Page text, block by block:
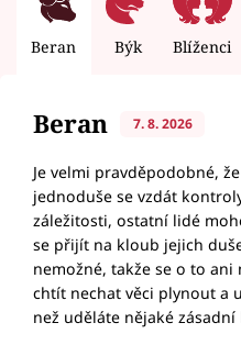
Beran Býk Blíženci
Beran 7. 8. 2026
Je velmi pravděpodobné,
jednoduše se vzdát
záležitosti, ostatní lidé
se přijít na kloub jejich
nemožné, takže se o to
chtít nechat věci plynout a
než uděláte nějaké zásadní